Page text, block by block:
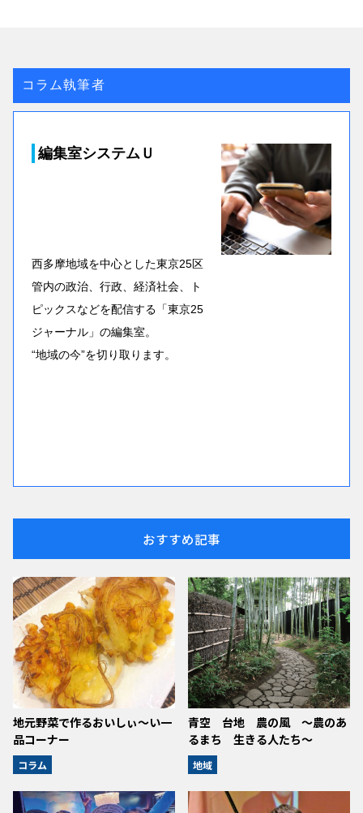
コラム執筆者
編集室システムＵ
西多摩地域を中心とした東京25区
管内の政治、行政、経済社会、ト
ピックスなどを配信する「東京25
ジャーナル」の編集室。
“地域の今”を切り取ります。
おすすめ記事
地元野菜で作るおいしぃ～い一
品コーナー
コラム
青空 台地 農の風 ～農のあ
るまち 生きる人たち～
地域